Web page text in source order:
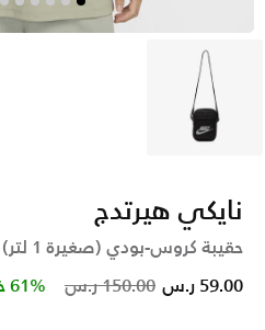
أسود
نايكي هيرتدج
حقيبة كروس-بودي (صغيرة 1 لتر)
Price reduced from
150.00 ر.س to 59.00 ر.س 61% خصم